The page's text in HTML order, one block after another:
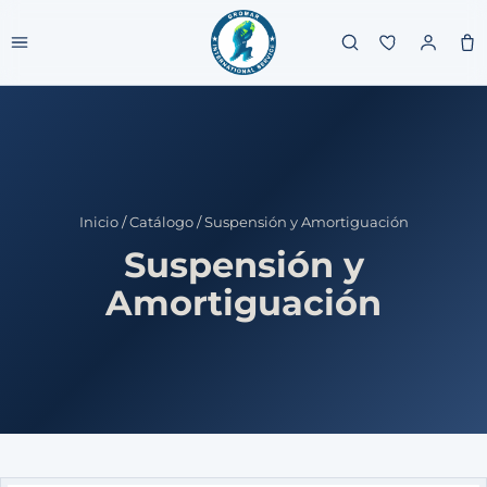
Inicio/Catálogo/Suspensión y Amortiguación
Suspensión y
Amortiguación